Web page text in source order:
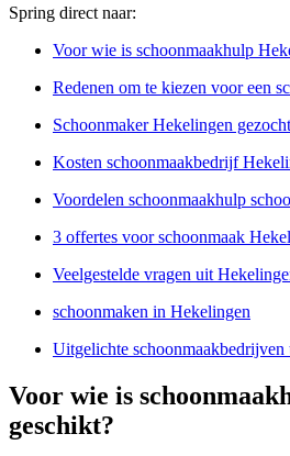
Spring direct naar:
Voor wie is schoonmaakhulp
Redenen om te kiezen voor een
Schoonmaker Hekelingen gezocht
Kosten schoonmaakbedrijf
Voordelen schoonmaakhulp
3 offertes voor schoonmaak
Veelgestelde vragen uit
schoonmaken in Hekelingen
Uitgelichte
Voor wie is
geschikt?